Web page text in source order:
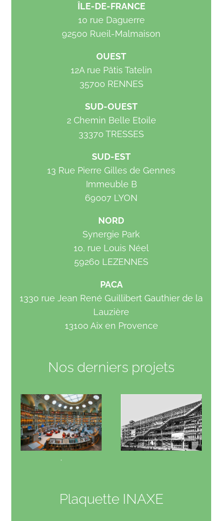
ÎLE-DE-FRANCE
10 rue Daguerre
92500 Rueil-Malmaison
OUEST
12A rue Pâtis Tatelin
35700 RENNES
SUD-OUEST
2 Chemin Belle Etoile
33370 TRESSES
SUD-EST
13 Rue Pierre Gilles de Gennes
Immeuble B
69007 LYON
NORD
Synergie Park
10, rue Louis Néel
59260 LEZENNES
PACA
1330 rue Jean René Guillibert Gauthier de la
Lauzière
13100 Aix en Provence
Nos derniers projets
.
Plaquette INAXE